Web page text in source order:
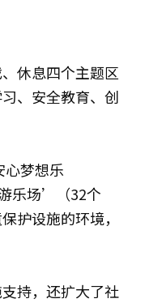
休息四个主题区
、安全教育、创
梦想乐
乐场’（32个
护设施的环境，
持，还扩大了社